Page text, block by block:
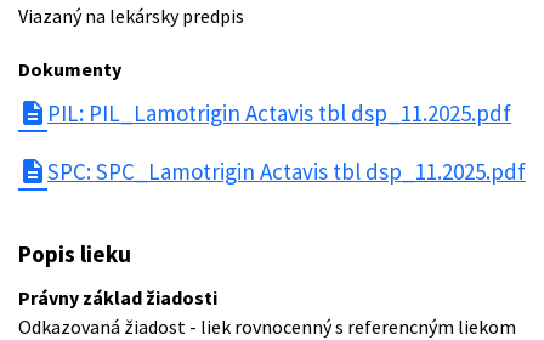
Viazaný na lekársky predpis
Dokumenty
description PIL: PIL_Lamotrigin Actavis tbl dsp_11.2025.pdf
descriptionSPC: SPC_Lamotrigin Actavis tbl dsp_11.2025.pdf
Popis lieku
Právny základ žiadosti
Odkazovaná žiadost - liek rovnocenný s referencným liekom